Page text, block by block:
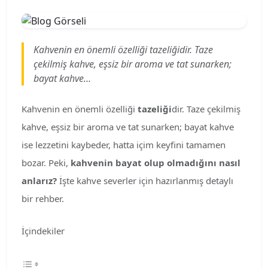
Kahvenin en önemli özelliği tazeliğidir. Taze
çekilmiş kahve, eşsiz bir aroma ve tat sunarken;
bayat kahve…
Kahvenin en önemli özelliği tazeliğidir. Taze çekilmiş
kahve, eşsiz bir aroma ve tat sunarken; bayat kahve
ise lezzetini kaybeder, hatta içim keyfini tamamen
bozar. Peki, kahvenin bayat olup olmadığını nasıl
anlarız? İşte kahve severler için hazırlanmış detaylı
bir rehber.
İçindekiler